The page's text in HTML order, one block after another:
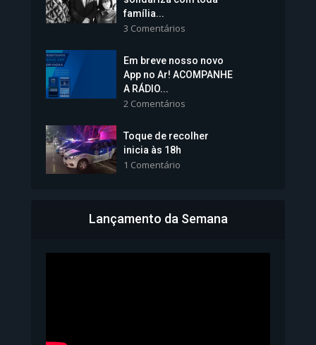
Vice-Prefeita Sheila Lemos
tomará posse nesta...
1.101 Modos de exibição
Bahia inicia emissão da
família...
3 Comentários
Em breve nosso novo
App no Ar! ACOMPANHE
A RÁDIO...
2 Comentários
Toque de recolher
inicia às 18h
1 Comentário
Lançamento da Semana